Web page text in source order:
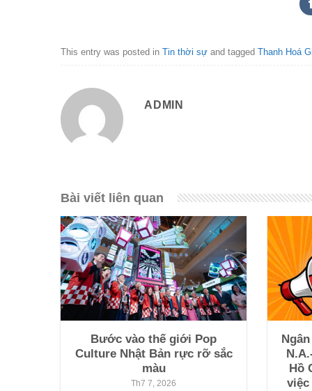
This entry was posted in Tin thời sự and tagged Thanh Hoá
ADMIN
Bài viết liên quan
Bước vào thế giới Pop
Culture Nhật Bản rực rỡ sắc
màu
Th7 7, 2026
Hồ